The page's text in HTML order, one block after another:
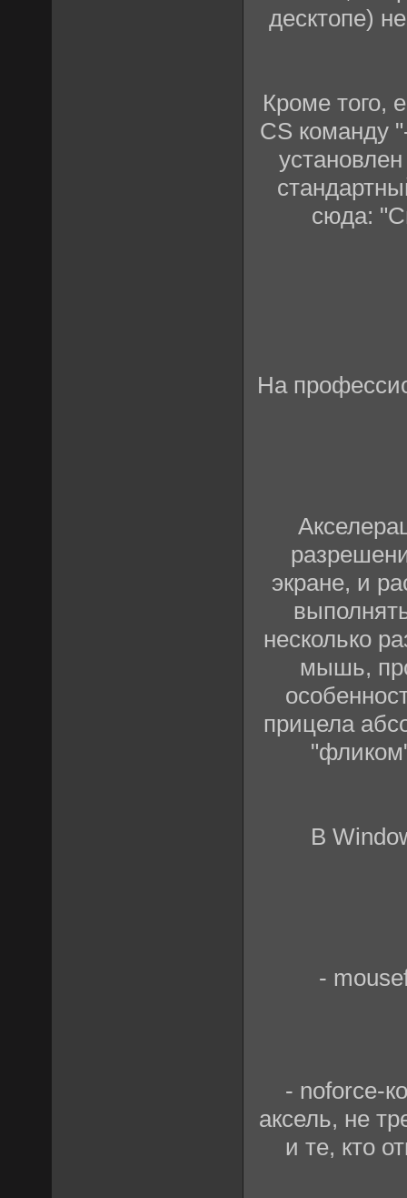
десктопе)
Кроме того,
CS команду
сюда:
На
экране, и
несколько
мышь,
прицела
В
-
- noforce-
аксель, не
и те, кто